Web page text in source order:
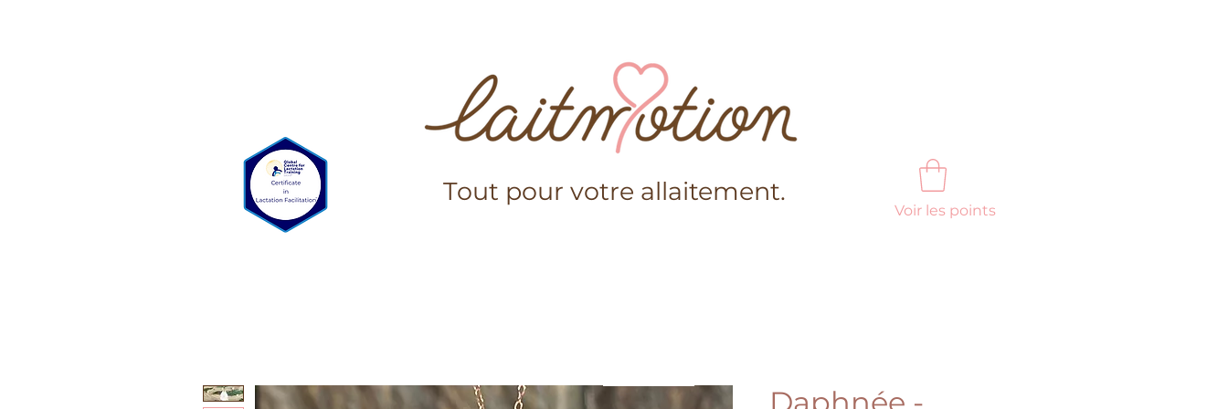
Tout pour votre allaitement.
Voir les points
Ajouter au panier